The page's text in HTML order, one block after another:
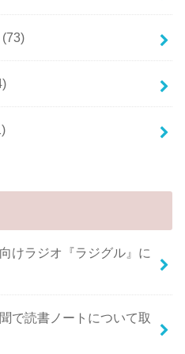
(73)
けラジオ『ラジグル』に
で読書ノートについて取